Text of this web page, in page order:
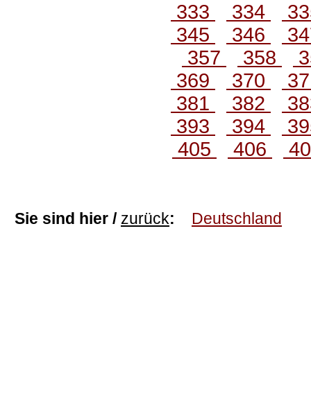
333
334
345
346
357
358
369
370
381
382
393
394
405
406
Sie sind hier / zurück: Deutschland